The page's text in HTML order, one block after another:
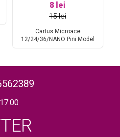
8 lei
15 lei
Cartus Microace
12/24/36/NANO Pini Model